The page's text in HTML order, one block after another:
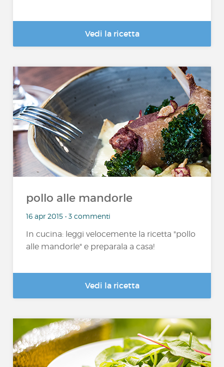
Vedi la ricetta
pollo alle mandorle
16 apr 2015 • 3 commenti
In cucina: leggi velocemente la ricetta "pollo
alle mandorle" e preparala a casa!
Vedi la ricetta